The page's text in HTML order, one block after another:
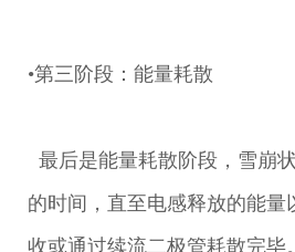
•第三阶段：能量耗散
最后是能量耗散阶段，雪崩
的时间，直至电感释放的能量
收或通过续流二极管耗散完毕